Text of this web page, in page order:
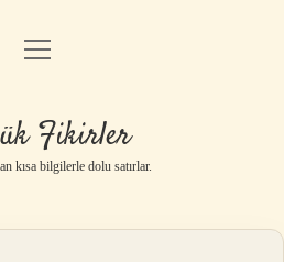
Anasayfa
Uyarı
menüyü
Fikirler
kısa bilgilerle dolu satırlar.